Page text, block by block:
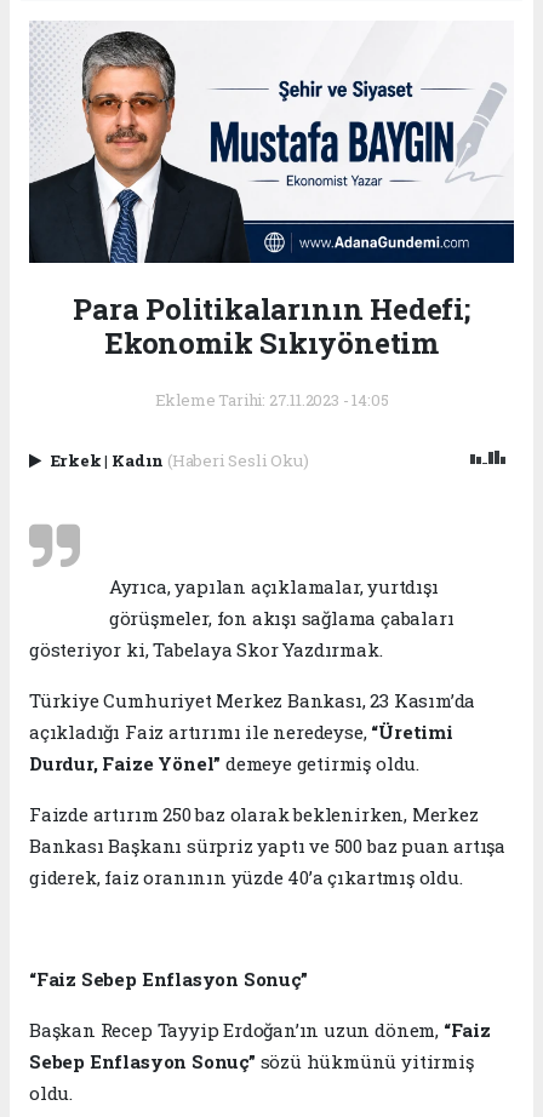
Para Politikalarının Hedefi;
Ekonomik Sıkıyönetim
Ekleme Tarihi: 27.11.2023 - 14:05
Erkek| Kadın (Haberi Sesli Oku)
Ayrıca, yapılan açıklamalar, yurtdışı
görüşmeler, fon akışı sağlama çabaları
gösteriyor ki, Tabelaya Skor Yazdırmak.
Türkiye Cumhuriyet Merkez Bankası, 23 Kasım’da
açıkladığı Faiz artırımı ile neredeyse, “Üretimi
Durdur, Faize Yönel” demeye getirmiş oldu.
Faizde artırım 250 baz olarak beklenirken, Merkez
Bankası Başkanı sürpriz yaptı ve 500 baz puan artışa
giderek, faiz oranının yüzde 40’a çıkartmış oldu.
“Faiz Sebep Enflasyon Sonuç”
Başkan Recep Tayyip Erdoğan’ın uzun dönem, “Faiz
Sebep Enflasyon Sonuç” sözü hükmünü yitirmiş
oldu.